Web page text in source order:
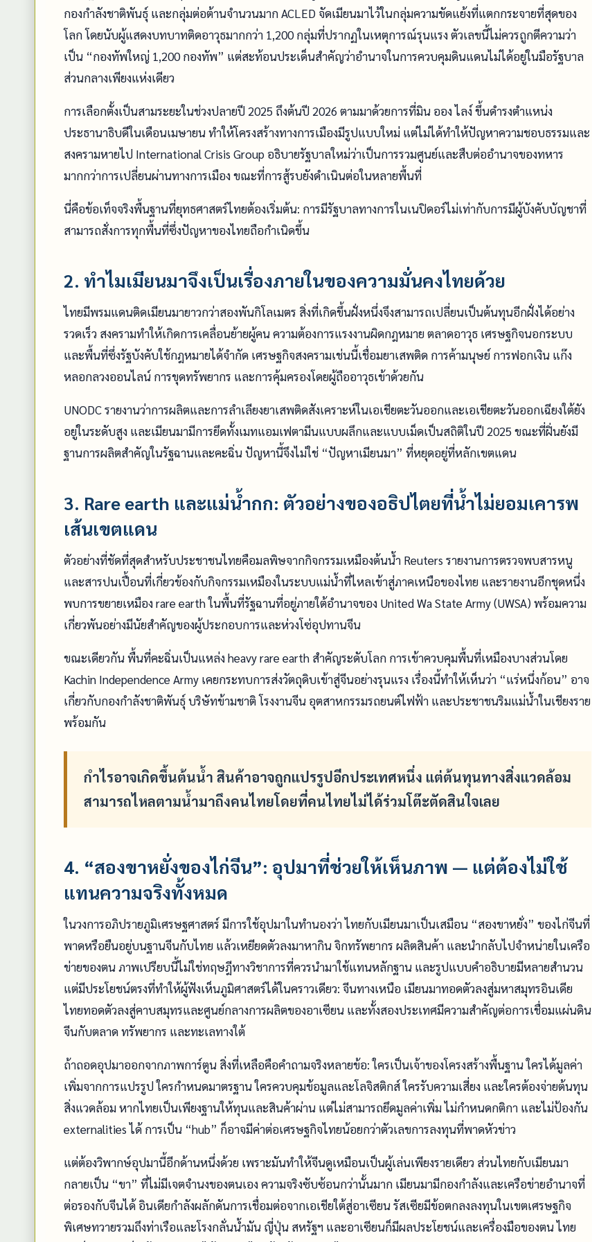
กองกำลังชาติพันธุ์ และกลุ่มต่อต้านจำนวนมาก ACLED จัดเมียนมาไว้ในกลุ่มความขัดแย้งที่แตกกระจายที่สุดของ
โลก โดยนับผู้แสดงบทบาทติดอาวุธมากกว่า 1,200 กลุ่มที่ปรากฏในเหตุการณ์รุนแรง ตัวเลขนี้ไม่ควรถูกตีความว่า
เป็น “กองทัพใหญ่ 1,200 กองทัพ” แต่สะท้อนประเด็นสำคัญว่าอำนาจในการควบคุมดินแดนไม่ได้อยู่ในมือรัฐบาล
ส่วนกลางเพียงแห่งเดียว
การเลือกตั้งเป็นสามระยะในช่วงปลายปี 2025 ถึงต้นปี 2026 ตามมาด้วยการที่มิน ออง ไลง์ ขึ้นดำรงตำแหน่ง
ประธานาธิบดีในเดือนเมษายน ทำให้โครงสร้างทางการเมืองมีรูปแบบใหม่ แต่ไม่ได้ทำให้ปัญหาความชอบธรรมและ
สงครามหายไป International Crisis Group อธิบายรัฐบาลใหม่ว่าเป็นการรวมศูนย์และสืบต่ออำนาจของทหาร
มากกว่าการเปลี่ยนผ่านทางการเมือง ขณะที่การสู้รบยังดำเนินต่อในหลายพื้นที่
นี่คือข้อเท็จจริงพื้นฐานที่ยุทธศาสตร์ไทยต้องเริ่มต้น: การมีรัฐบาลทางการในเนปิดอร์ไม่เท่ากับการมีผู้บังคับบัญชาที่
สามารถสั่งการทุกพื้นที่ซึ่งปัญหาของไทยถือกำเนิดขึ้น
2. ทำไมเมียนมาจึงเป็นเรื่องภายในของความมั่นคงไทยด้วย
ไทยมีพรมแดนติดเมียนมายาวกว่าสองพันกิโลเมตร สิ่งที่เกิดขึ้นฝั่งหนึ่งจึงสามารถเปลี่ยนเป็นต้นทุนอีกฝั่งได้อย่าง
รวดเร็ว สงครามทำให้เกิดการเคลื่อนย้ายผู้คน ความต้องการแรงงานผิดกฎหมาย ตลาดอาวุธ เศรษฐกิจนอกระบบ
และพื้นที่ซึ่งรัฐบังคับใช้กฎหมายได้จำกัด เศรษฐกิจสงครามเช่นนี้เชื่อมยาเสพติด การค้ามนุษย์ การฟอกเงิน แก๊ง
หลอกลวงออนไลน์ การขุดทรัพยากร และการคุ้มครองโดยผู้ถืออาวุธเข้าด้วยกัน
UNODC รายงานว่าการผลิตและการลำเลียงยาเสพติดสังเคราะห์ในเอเชียตะวันออกและเอเชียตะวันออกเฉียงใต้ยัง
อยู่ในระดับสูง และเมียนมามีการยึดทั้งเมทแอมเฟตามีนแบบผลึกและแบบเม็ดเป็นสถิติในปี 2025 ขณะที่ฝิ่นยังมี
ฐานการผลิตสำคัญในรัฐฉานและคะฉิ่น ปัญหานี้จึงไม่ใช่ “ปัญหาเมียนมา” ที่หยุดอยู่ที่หลักเขตแดน
3. Rare earth และแม่น้ำกก: ตัวอย่างของอธิปไตยที่น้ำไม่ยอมเคารพ
เส้นเขตแดน
ตัวอย่างที่ชัดที่สุดสำหรับประชาชนไทยคือมลพิษจากกิจกรรมเหมืองต้นน้ำ Reuters รายงานการตรวจพบสารหนู
และสารปนเปื้อนที่เกี่ยวข้องกับกิจกรรมเหมืองในระบบแม่น้ำที่ไหลเข้าสู่ภาคเหนือของไทย และรายงานอีกชุดหนึ่ง
พบการขยายเหมือง rare earth ในพื้นที่รัฐฉานที่อยู่ภายใต้อำนาจของ United Wa State Army (UWSA) พร้อมความ
เกี่ยวพันอย่างมีนัยสำคัญของผู้ประกอบการและห่วงโซ่อุปทานจีน
ขณะเดียวกัน พื้นที่คะฉิ่นเป็นแหล่ง heavy rare earth สำคัญระดับโลก การเข้าควบคุมพื้นที่เหมืองบางส่วนโดย
Kachin Independence Army เคยกระทบการส่งวัตถุดิบเข้าสู่จีนอย่างรุนแรง เรื่องนี้ทำให้เห็นว่า “แร่หนึ่งก้อน” อาจ
เกี่ยวกับกองกำลังชาติพันธุ์ บริษัทข้ามชาติ โรงงานจีน อุตสาหกรรมรถยนต์ไฟฟ้า และประชาชนริมแม่น้ำในเชียงราย
พร้อมกัน
กำไรอาจเกิดขึ้นต้นน้ำ สินค้าอาจถูกแปรรูปอีกประเทศหนึ่ง แต่ต้นทุนทางสิ่งแวดล้อม
สามารถไหลตามน้ำมาถึงคนไทยโดยที่คนไทยไม่ได้ร่วมโต๊ะตัดสินใจเลย
4. “สองขาหยั่งของไก่จีน”: อุปมาที่ช่วยให้เห็นภาพ — แต่ต้องไม่ใช้
แทนความจริงทั้งหมด
ในวงการอภิปรายภูมิเศรษฐศาสตร์ มีการใช้อุปมาในทำนองว่า ไทยกับเมียนมาเป็นเสมือน “สองขาหยั่ง” ของไก่จีนที่
พาดหรือยืนอยู่บนฐานจีนกับไทย แล้วเหยียดตัวลงมาหากิน จิกทรัพยากร ผลิตสินค้า และนำกลับไปจำหน่ายในเครือ
ข่ายของตน ภาพเปรียบนี้ไม่ใช่ทฤษฎีทางวิชาการที่ควรนำมาใช้แทนหลักฐาน และรูปแบบคำอธิบายมีหลายสำนวน
แต่มีประโยชน์ตรงที่ทำให้ผู้ฟังเห็นภูมิศาสตร์ได้ในคราวเดียว: จีนทางเหนือ เมียนมาทอดตัวลงสู่มหาสมุทรอินเดีย
ไทยทอดตัวลงสู่คาบสมุทรและศูนย์กลางการผลิตของอาเซียน และทั้งสองประเทศมีความสำคัญต่อการเชื่อมแผ่นดิน
จีนกับตลาด ทรัพยากร และทะเลทางใต้
ถ้าถอดอุปมาออกจากภาพการ์ตูน สิ่งที่เหลือคือคำถามจริงหลายข้อ: ใครเป็นเจ้าของโครงสร้างพื้นฐาน ใครได้มูลค่า
เพิ่มจากการแปรรูป ใครกำหนดมาตรฐาน ใครควบคุมข้อมูลและโลจิสติกส์ ใครรับความเสี่ยง และใครต้องจ่ายต้นทุน
สิ่งแวดล้อม หากไทยเป็นเพียงฐานให้ทุนและสินค้าผ่าน แต่ไม่สามารถยึดมูลค่าเพิ่ม ไม่กำหนดกติกา และไม่ป้องกัน
externalities ได้ การเป็น “hub” ก็อาจมีค่าต่อเศรษฐกิจไทยน้อยกว่าตัวเลขการลงทุนที่พาดหัวข่าว
แต่ต้องวิพากษ์อุปมานี้อีกด้านหนึ่งด้วย เพราะมันทำให้จีนดูเหมือนเป็นผู้เล่นเพียงรายเดียว ส่วนไทยกับเมียนมา
กลายเป็น “ขา” ที่ไม่มีเจตจำนงของตนเอง ความจริงซับซ้อนกว่านั้นมาก เมียนมามีกองกำลังและเครือข่ายอำนาจที่
ต่อรองกับจีนได้ อินเดียกำลังผลักดันการเชื่อมต่อจากเอเชียใต้สู่อาเซียน รัสเซียมีข้อตกลงลงทุนในเขตเศรษฐกิจ
พิเศษทวายรวมถึงท่าเรือและโรงกลั่นน้ำมัน ญี่ปุ่น สหรัฐฯ และอาเซียนก็มีผลประโยชน์และเครื่องมือของตน ไทย